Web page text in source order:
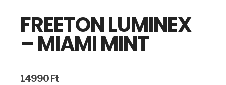
FREETON LUMINEX
– MIAMI MINT
14990 Ft